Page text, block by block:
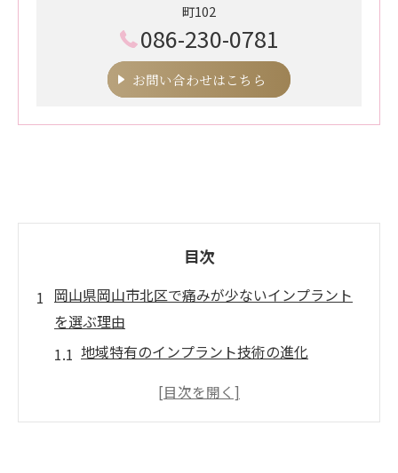
町102
086-230-0781
お問い合わせはこちら
目次
岡山県岡山市北区で痛みが少ないインプラント
を選ぶ理由
地域特有のインプラント技術の進化
痛みを抑えるための最新技術